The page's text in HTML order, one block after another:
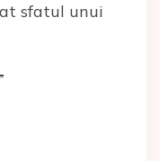
sfatul unui